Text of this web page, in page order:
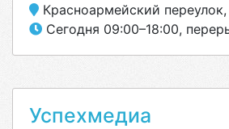
Красноармейский
Сегодня 09:00–18:00,
Успехмедиа